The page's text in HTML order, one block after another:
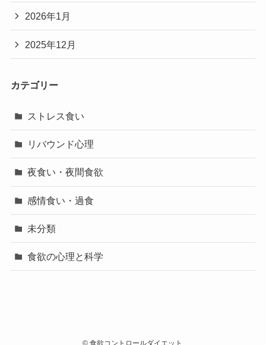
2026年1月
2025年12月
カテゴリー
ストレス食い
リバウンド心理
夜食い・夜間食欲
感情食い・過食
未分類
食欲の心理と科学
©食欲コントロールダイエット.